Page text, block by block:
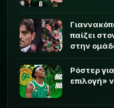
παίζει
στην
Ρόστερ
επιλογή»